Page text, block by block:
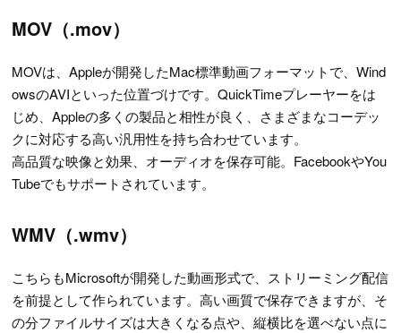
MOV（.mov）
MOVは、Appleが開発したMac標準動画フォーマットで、Wind
owsのAVIといった位置づけです。QuickTimeプレーヤーをは
じめ、Appleの多くの製品と相性が良く、さまざまなコーデッ
クに対応する高い汎用性を持ち合わせています。
高品質な映像と効果、オーディオを保存可能。FacebookやYou
Tubeでもサポートされています。
WMV（.wmv）
こちらもMicrosoftが開発した動画形式で、ストリーミング配信
を前提として作られています。高い画質で保存できますが、そ
の分ファイルサイズは大きくなる点や、縦横比を選べない点に